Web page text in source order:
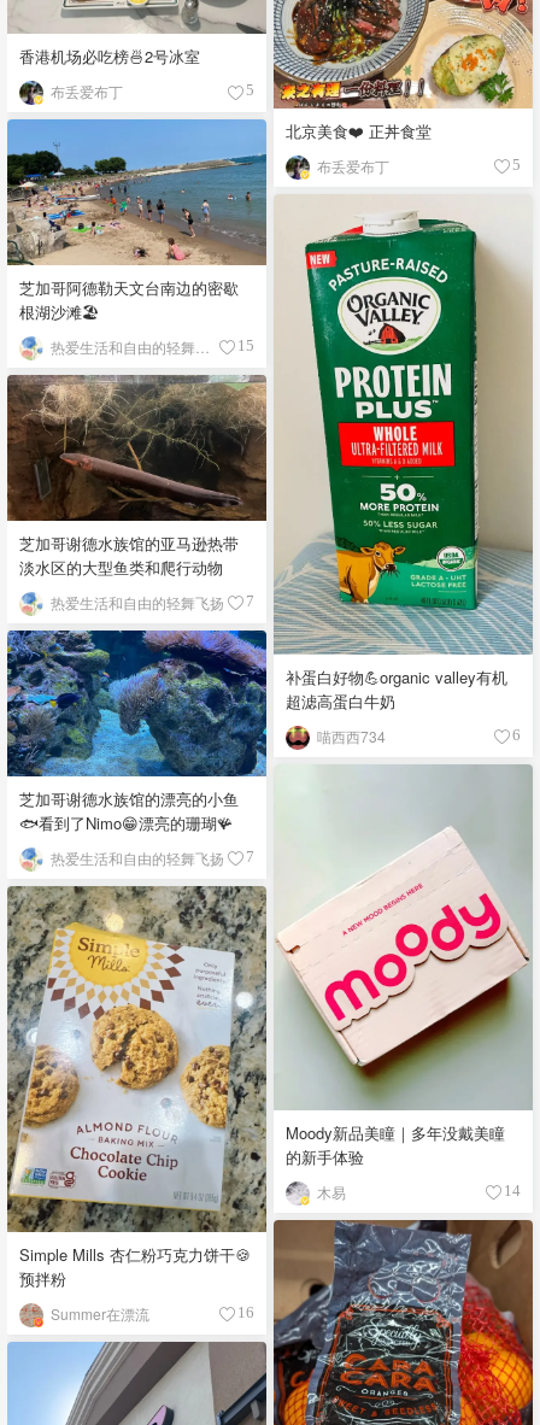
香港机场必吃榜🍜2号冰室
布丢爱布丁 5
北京美食❤️ 正丼食堂
布丢爱布丁 5
芝加哥阿德勒天文台南边的密歇
根湖沙滩🏖️
15
补蛋白好物💪organic valley有机
超滤高蛋白牛奶
喵西西734 6
芝加哥谢德水族馆的亚马逊热带
淡水区的大型鱼类和爬行动物
热爱生活和自由的轻舞飞扬 7
芝加哥谢德水族馆的漂亮的小鱼
🐟看到了Nimo😁漂亮的珊瑚🪸
热爱生活和自由的轻舞飞扬 7
Moody新品美瞳｜多年没戴美瞳
的新手体验
木易 14
Simple Mills 杏仁粉巧克力饼干🍪
预拌粉
Summer在漂流 16